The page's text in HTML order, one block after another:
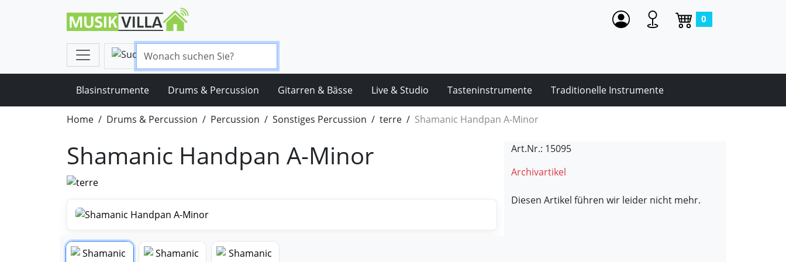
0
Blasinstrumente Drums & Percussion Gitarren & Bässe Live & Studio Tasteninstrumente Traditionelle Instrumente
Home Drums & Percussion Percussion Sonstiges Percussion terre Shamanic Handpan A-Minor
Shamanic Handpan A-Minor
Art.Nr.: 15095
Archivartikel
Diesen Artikel führen wir leider nicht mehr.